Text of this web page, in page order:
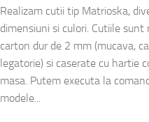
Realizam cutii tip Matrioska,
dimensiuni si culori. Cutiile sunt
carton dur de 2 mm (mucava,
legatorie) si caserate cu hartie
masa. Putem executa la
modele...